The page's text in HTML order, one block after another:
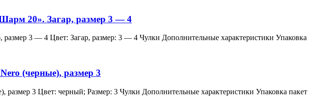
20». Загар, размер 3 — 4
3 — 4 Цвет: Загар, размер: 3 — 4 Чулки Дополнительные характеристики Упаковка
(черные), размер 3
3 Цвет: черный; Размер: 3 Чулки Дополнительные характеристики Упаковка пакет